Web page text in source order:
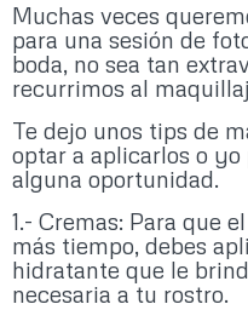
Muchas veces
para una sesión de
boda, no sea tan
recurrimos al
Te dejo unos tips de
optar a aplicarlos o
alguna oportunidad.
1.- Cremas: Para que
más tiempo, debes
hidratante que le
necesaria a tu rostro.